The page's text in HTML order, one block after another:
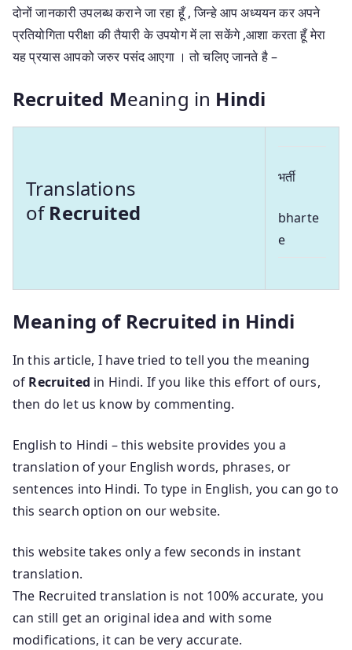
दोनों जानकारी उपलब्ध कराने जा रहा हूँ , जिन्हे आप अध्ययन कर अपने
प्रतियोगिता परीक्षा की तैयारी के उपयोग में ला सकेंगे ,आशा करता हूँ मेरा
यह प्रयास आपको जरुर पसंद आएगा । तो चलिए जानते है –
Recruited Meaning in Hindi
Translations
ofRecruited
भर्ती
bharte
e
Meaning of Recruited in Hindi
In this article, I have tried to tell you the meaning
of Recruited in Hindi. If you like this effort of ours,
then do let us know by commenting.
English to Hindi – this website provides you a
translation of your English words, phrases, or
sentences into Hindi. To type in English, you can go to
this search option on our website.
this website takes only a few seconds in instant
translation.
The Recruited translation is not 100% accurate, you
can still get an original idea and with some
modifications, it can be very accurate.